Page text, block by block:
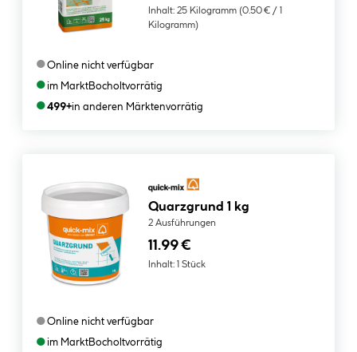
Inhalt: 25 Kilogramm (0.50 € / 1
Kilogramm)
●Online nicht verfügbar
●im MarktBocholtvorrätig
●499+in anderen Märktenvorrätig
Quarzgrund 1 kg
2 Ausführungen
11.99 €
Inhalt: 1 Stück
●Online nicht verfügbar
●im MarktBocholtvorrätig